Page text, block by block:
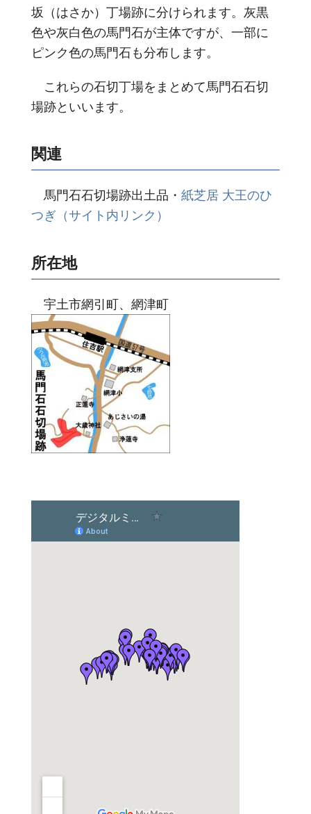
坂（はさか）丁場跡に分けられます。灰黒
色や灰白色の馬門石が主体ですが、一部に
ピンク色の馬門石も分布します。
これらの石切丁場をまとめて馬門石石切
場跡といいます。
関連
馬門石石切場跡出土品・ 紙芝居 大王のひ
つぎ（サイト内リンク）
所在地
宇土市網引町、網津町